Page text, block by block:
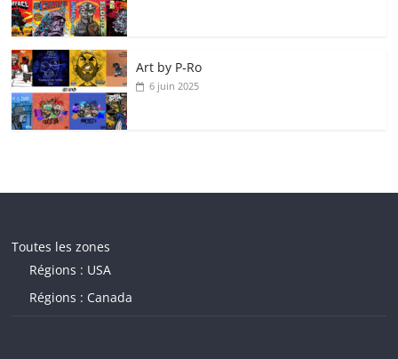
Art by P‑Ro
6 juin 2025
Toutes les zones
Régions : USA
Régions : Canada